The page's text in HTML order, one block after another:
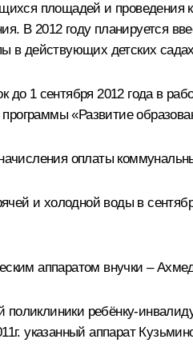
площадей и
В 2012 году планируется
в действующих детских
до 1 сентября 2012 года в
«Развитие
оплаты
и холодной воды в
аппаратом внучки –
поликлиники ребёнку-
указанный аппарат